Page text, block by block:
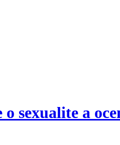
sexualite a